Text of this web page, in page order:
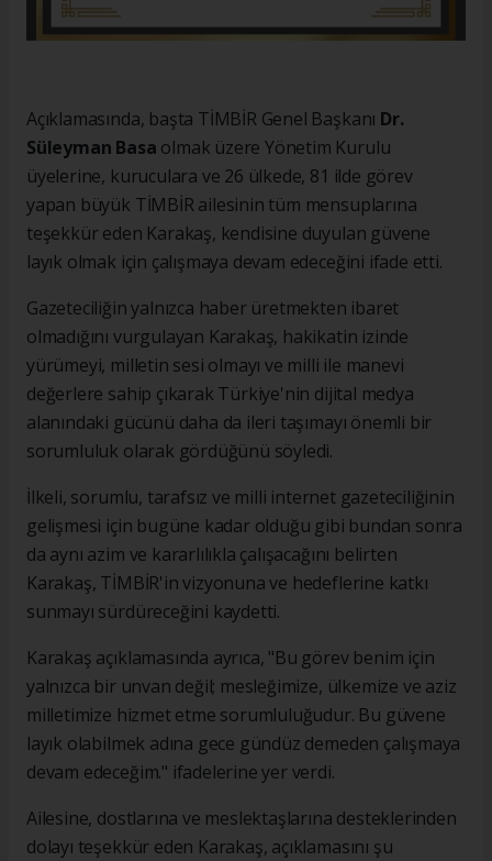
Açıklamasında, başta TİMBİR Genel Başkanı Dr.
Süleyman Basa olmak üzere Yönetim Kurulu
üyelerine, kuruculara ve 26 ülkede, 81 ilde görev
yapan büyük TİMBİR ailesinin tüm mensuplarına
teşekkür eden Karakaş, kendisine duyulan güvene
layık olmak için çalışmaya devam edeceğini ifade etti.
Gazeteciliğin yalnızca haber üretmekten ibaret
olmadığını vurgulayan Karakaş, hakikatin izinde
yürümeyi, milletin sesi olmayı ve milli ile manevi
değerlere sahip çıkarak Türkiye'nin dijital medya
alanındaki gücünü daha da ileri taşımayı önemli bir
sorumluluk olarak gördüğünü söyledi.
İlkeli, sorumlu, tarafsız ve milli internet gazeteciliğinin
gelişmesi için bugüne kadar olduğu gibi bundan sonra
da aynı azim ve kararlılıkla çalışacağını belirten
Karakaş, TİMBİR'in vizyonuna ve hedeflerine katkı
sunmayı sürdüreceğini kaydetti.
Karakaş açıklamasında ayrıca, "Bu görev benim için
yalnızca bir unvan değil; mesleğimize, ülkemize ve aziz
milletimize hizmet etme sorumluluğudur. Bu güvene
layık olabilmek adına gece gündüz demeden çalışmaya
devam edeceğim." ifadelerine yer verdi.
Ailesine, dostlarına ve meslektaşlarına desteklerinden
dolayı teşekkür eden Karakaş, açıklamasını şu